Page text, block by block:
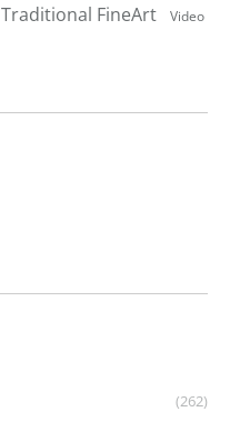
Traditional FineArt Video
(262)